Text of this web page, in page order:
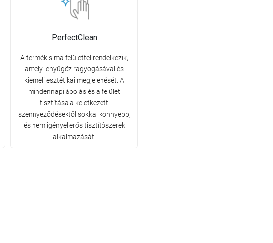
PerfectClean
A termék sima felülettel rendelkezik,
amely lenyűgöz ragyogásával és
kiemeli esztétikai megjelenését. A
mindennapi ápolás és a felület
tisztítása a keletkezett
szennyeződésektől sokkal könnyebb,
és nem igényel erős tisztítószerek
alkalmazását.